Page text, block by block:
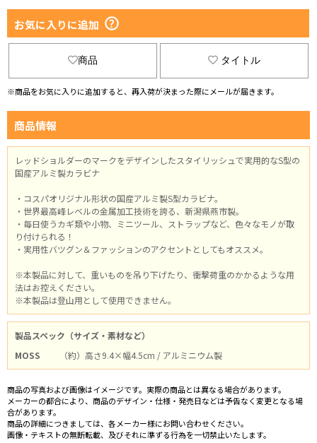
お気に入りに追加
商品 タイトル
※商品をお気に入りに追加すると、再入荷が決まった際にメールが届きます。
商品情報
レッドショルダーのマークをデザインしたスタイリッシュで実用的なS型の
国産アルミ製カラビナ
・コスパオリジナル形状の国産アルミ製S型カラビナ。
・世界最高峰レベルの金属加工技術を誇る、新潟県燕市製。
・毎日使うカギ類や小物、ミニツール、ストラップなど、色々なモノが取
り付けられる！
・実用性バツグン＆ファッションのアクセントとしてもオススメ。
※本製品に対して、重いものを吊り下げたり、衝撃荷重のかかるような用
法はお控えください。
※本製品は登山用として使用できません。
製品スペック（サイズ・素材など）
MOSS
（約）高さ9.4×幅4.5cm / アルミニウム製
商品の写真および画像はイメージです。実際の商品とは異なる場合があります。
メーカーの都合により、商品のデザイン・仕様・発売日などは予告なく変更となる場
合があります。
商品の詳細につきましては、各メーカー様にお問い合わせください。
画像・テキストの無断転載、及びそれに準ずる行為を一切禁止いたします。